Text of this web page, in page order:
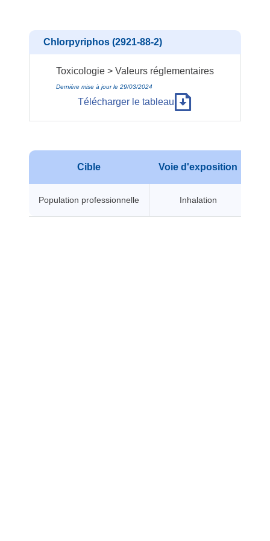
Chlorpyriphos (2921-88-2)
Toxicologie > Valeurs réglementaires
Dernière mise à jour le 29/03/2024
Télécharger le tableau
Cible Voie d'exposition
Population professionnelle Inhalation